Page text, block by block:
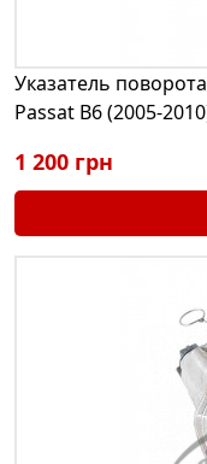
Указатель
Passat B6 (2005-
1 200 грн